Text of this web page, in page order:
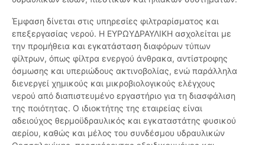
Έμφαση δίνεται στις υπηρεσίες φιλτραρίσματος και
επεξεργασίας νερού. Η ΕΥΡΩΥΔΡΑΥΛΙΚΗ ασχολείται με
την προμήθεια και εγκατάσταση διαφόρων τύπων
φίλτρων, όπως φίλτρα ενεργού άνθρακα, αντίστροφης
όσμωσης και υπεριώδους ακτινοβολίας, ενώ παράλληλα
διενεργεί χημικούς και μικροβιολογικούς ελέγχους
νερού από διαπιστευμένο εργαστήριο για τη διασφάλιση
της ποιότητας. Ο ιδιοκτήτης της εταιρείας είναι
αδειούχος θερμοϋδραυλικός και εγκαταστάτης φυσικού
αερίου, καθώς και μέλος του συνδέσμου υδραυλικών